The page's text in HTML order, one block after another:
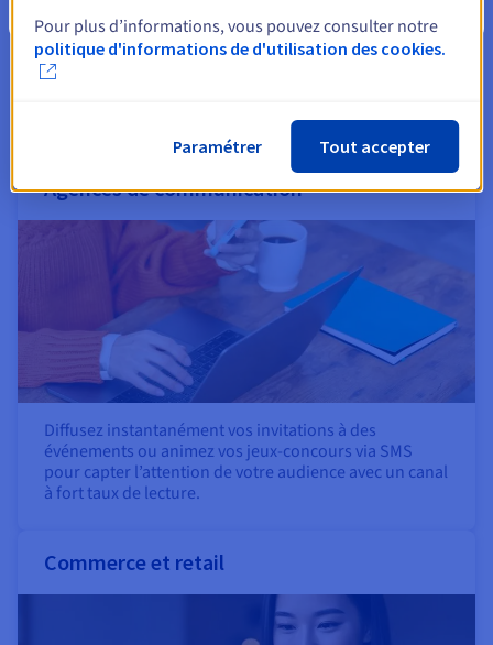
Mettez en place une double authentification (2FA) en
envoyant des codes de validation. Sécurisez vos
échanges et renforcez la confiance de vos clientes et
notifications de mouvement bancaire en temps réel.
Agences de communication
Diffusez instantanément vos invitations à des
événements ou animez vos jeux-concours via SMS
pour capter l’attention de votre audience avec un canal
à fort taux de lecture.
Commerce et retail
Pour plus d’informations, vous pouvez consulter notre
politique d'informations de d'utilisation des cookies.
Paramétrer Tout accepter